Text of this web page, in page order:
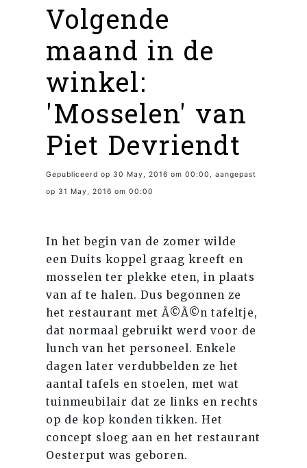
Volgende
maand in de
winkel:
'Mosselen' van
Piet Devriendt
Gepubliceerd op 30 May, 2016 om 00:00, aangepast
op 31 May, 2016 om 00:00
In het begin van de zomer wilde
een Duits koppel graag kreeft en
mosselen ter plekke eten, in plaats
van af te halen. Dus begonnen ze
het restaurant met Ã©Ã©n tafeltje,
dat normaal gebruikt werd voor de
lunch van het personeel. Enkele
dagen later verdubbelden ze het
aantal tafels en stoelen, met wat
tuinmeubilair dat ze links en rechts
op de kop konden tikken. Het
concept sloeg aan en het restaurant
Oesterput was geboren.